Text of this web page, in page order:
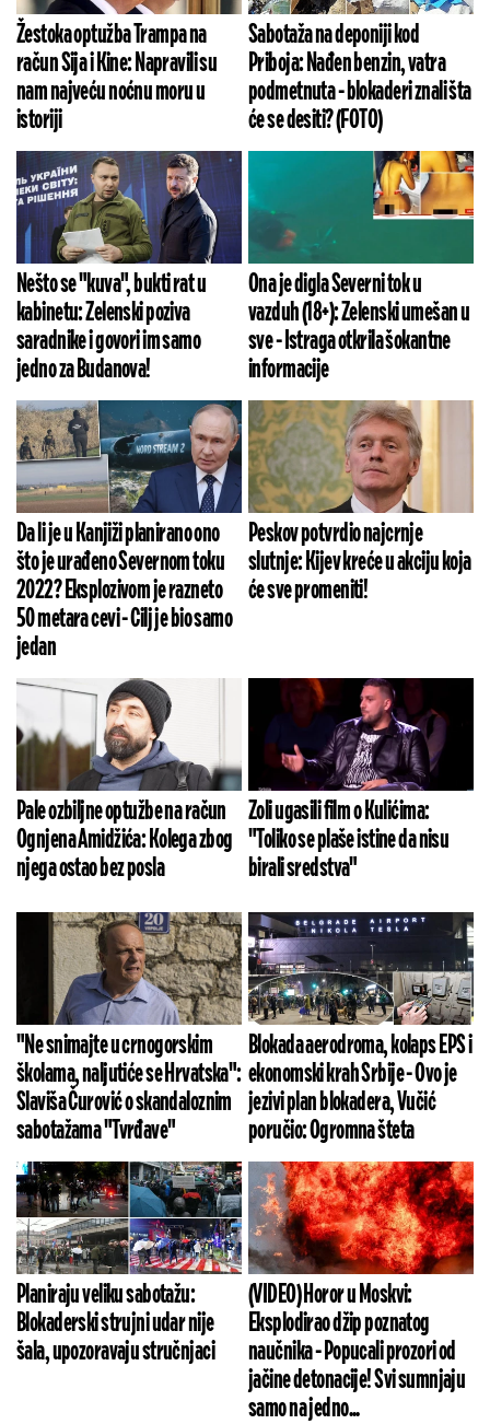
Žestoka optužba Trampa na
račun Sija i Kine: Napravili su
nam najveću noćnu moru u
istoriji
Sabotaža na deponiji kod
Priboja: Nađen benzin, vatra
podmetnuta - blokaderi znali šta
će se desiti? (FOTO)
Nešto se "kuva", bukti rat u
kabinetu: Zelenski poziva
saradnike i govori im samo
jedno za Budanova!
Ona je digla Severni tok u
vazduh (18+): Zelenski umešan u
sve - Istraga otkrila šokantne
informacije
Da li je u Kanjiži planirano ono
što je urađeno Severnom toku
2022? Eksplozivom je razneto
50 metara cevi - Cilj je bio samo
jedan
Peskov potvrdio najcrnje
slutnje: Kijev kreće u akciju koja
će sve promeniti!
Pale ozbiljne optužbe na račun
Ognjena Amidžića: Kolega zbog
njega ostao bez posla
Zoli ugasili film o Kulićima:
"Toliko se plaše istine da nisu
birali sredstva"
"Ne snimajte u crnogorskim
školama, naljutiće se Hrvatska":
Slaviša Čurović o skandaloznim
sabotažama "Tvrđave"
Blokada aerodroma, kolaps EPS i
ekonomski krah Srbije - Ovo je
jezivi plan blokadera, Vučić
poručio: Ogromna šteta
Planiraju veliku sabotažu:
Blokaderski strujni udar nije
šala, upozoravaju stručnjaci
(VIDEO) Horor u Moskvi:
Eksplodirao džip poznatog
naučnika - Popucali prozori od
jačine detonacije! Svi sumnjaju
samo na jedno...